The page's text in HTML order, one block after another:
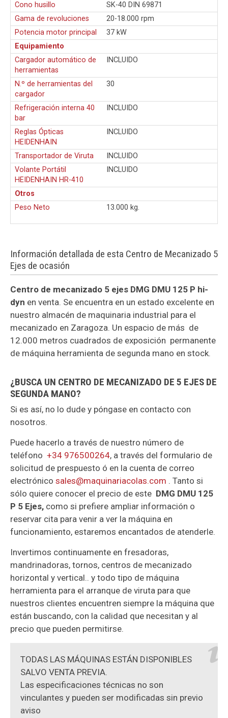
Cono husillo
SK-40 DIN 69871
Gama de revoluciones
20-18.000 rpm
Potencia motor principal
37 kW
Equipamiento
Cargador automático de
herramientas
INCLUIDO
N.º de herramientas del
cargador
30
Refrigeración interna 40
bar
INCLUIDO
Reglas Ópticas
HEIDENHAIN
INCLUIDO
Transportador de Viruta
INCLUIDO
Volante Portátil
HEIDENHAIN HR-410
INCLUIDO
Otros
Peso Neto
13.000 kg.
Información detallada de esta Centro de Mecanizado 5
Ejes de ocasión
Centro de mecanizado 5 ejes DMG DMU 125 P hi-
dyn en venta. Se encuentra en un estado excelente en
nuestro almacén de maquinaria industrial para el
mecanizado en Zaragoza. Un espacio de más de
12.000 metros cuadrados de exposición permanente
de máquina herramienta de segunda mano en stock.
¿BUSCA UN CENTRO DE MECANIZADO DE 5 EJES DE
SEGUNDA MANO?
Si es así, no lo dude y póngase en contacto con
nosotros.
Puede hacerlo a través de nuestro número de
teléfono +34 976500264, a través del formulario de
solicitud de prespuesto ó en la cuenta de correo
electrónico sales@maquinariacolas.com . Tanto si
sólo quiere conocer el precio de este DMG DMU 125
P 5 Ejes, como si prefiere ampliar información o
reservar cita para venir a ver la máquina en
funcionamiento, estaremos encantados de atenderle.
Invertimos continuamente en fresadoras,
mandrinadoras, tornos, centros de mecanizado
horizontal y vertical.. y todo tipo de máquina
herramienta para el arranque de viruta para que
nuestros clientes encuentren siempre la máquina que
están buscando, con la calidad que necesitan y al
precio que pueden permitirse.
TODAS LAS MÁQUINAS ESTÁN DISPONIBLES
SALVO VENTA PREVIA.
Las especificaciones técnicas no son
vinculantes y pueden ser modificadas sin previo
aviso